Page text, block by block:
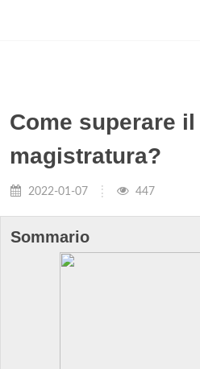
Come superare
magistratura?
2022-01-07 447
Sommario